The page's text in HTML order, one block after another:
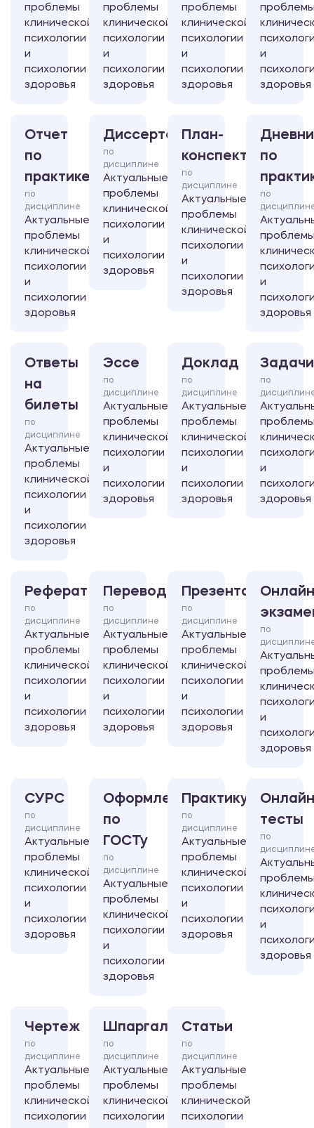
проблемы
клинической
психологии
и
психологии
здоровья
проблемы
клинической
психологии
и
психологии
здоровья
проблемы
клинической
психологии
и
психологии
здоровья
и
здоровья
Отчет
по
практике
по
дисциплине
Актуальные
проблемы
клинической
психологии
и
психологии
здоровья
Диссертация
по
дисциплине
Актуальные
проблемы
клинической
психологии
и
психологии
здоровья
План-
конспект
по
дисциплине
Актуальные
проблемы
клинической
психологии
и
психологии
здоровья
по
по
и
здоровья
Ответы
на
билеты
по
дисциплине
Актуальные
проблемы
клинической
психологии
и
психологии
здоровья
Эссе
по
дисциплине
Актуальные
проблемы
клинической
психологии
и
психологии
здоровья
Доклад
по
дисциплине
Актуальные
проблемы
клинической
психологии
и
психологии
здоровья
Задачи
по
и
здоровья
Реферат
по
дисциплине
Актуальные
проблемы
клинической
психологии
и
психологии
здоровья
Перевод
по
дисциплине
Актуальные
проблемы
клинической
психологии
и
психологии
здоровья
Презентация
по
дисциплине
Актуальные
проблемы
клинической
психологии
и
психологии
здоровья
по
и
здоровья
СУРС
по
дисциплине
Актуальные
проблемы
клинической
психологии
и
психологии
здоровья
Оформление
по
ГОСТу
по
дисциплине
Актуальные
проблемы
клинической
психологии
и
психологии
здоровья
Практикум
по
дисциплине
Актуальные
проблемы
клинической
психологии
и
психологии
здоровья
тесты
по
и
здоровья
Чертеж
по
дисциплине
Актуальные
проблемы
клинической
психологии
Шпаргалка
по
дисциплине
Актуальные
проблемы
клинической
психологии
Статьи
по
дисциплине
Актуальные
проблемы
клинической
психологии